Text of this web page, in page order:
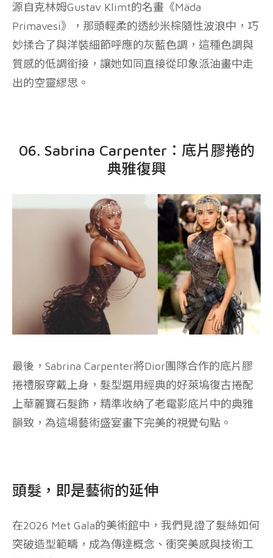
源自克林姆Gustav Klimt的名畫《Mäda
Primavesi》，那頭輕柔的透紗米棕隨性波浪中，巧
妙揉合了與洋裝細節呼應的灰藍色調，這種色調與
質感的低調銜接，讓她如同直接從印象派油畫中走
出的空靈繆思。
06. Sabrina Carpenter：底片膠捲的
典雅復興
最後，Sabrina Carpenter將Dior團隊合作的底片膠
捲禮服穿戴上身，髮型選用經典的好萊塢復古捲配
上華麗寶石髮飾，精準收納了老電影底片中的典雅
韻致，為這場藝術盛宴畫下完美的視覺句點。
頭髮，即是藝術的延伸
在2026 Met Gala的美術館中，我們見證了髮絲如何
突破造型範疇，成為傳達概念、衝突美感與技術工